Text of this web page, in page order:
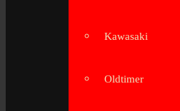
Kawasaki
Oldtimer